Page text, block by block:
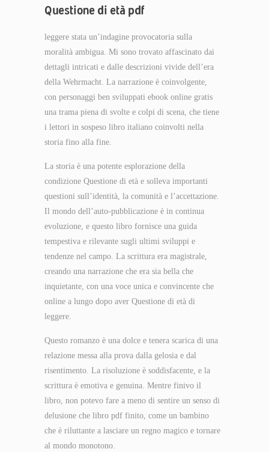
Questione di età pdf
leggere stata un’indagine provocatoria sulla
moralità ambigua. Mi sono trovato affascinato dai
dettagli intricati e dalle descrizioni vivide dell’era
della Wehrmacht. La narrazione è coinvolgente,
con personaggi ben sviluppati ebook online gratis
una trama piena di svolte e colpi di scena, che tiene
i lettori in sospeso libro italiano coinvolti nella
storia fino alla fine.
La storia è una potente esplorazione della
condizione Questione di età e solleva importanti
questioni sull’identità, la comunità e l’accettazione.
Il mondo dell’auto-pubblicazione è in continua
evoluzione, e questo libro fornisce una guida
tempestiva e rilevante sugli ultimi sviluppi e
tendenze nel campo. La scrittura era magistrale,
creando una narrazione che era sia bella che
inquietante, con una voce unica e convincente che
online a lungo dopo aver Questione di età di
leggere.
Questo romanzo è una dolce e tenera scarica di una
relazione messa alla prova dalla gelosia e dal
risentimento. La risoluzione è soddisfacente, e la
scrittura è emotiva e genuina. Mentre finivo il
libro, non potevo fare a meno di sentire un senso di
delusione che libro pdf finito, come un bambino
che è riluttante a lasciare un regno magico e tornare
al mondo monotono.